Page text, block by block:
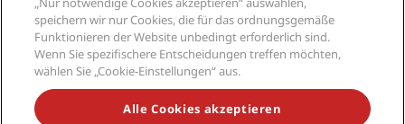
VERPASSEN SIE NIEMALS UNSERE BELIEBTESTEN
ANGEBOTE
speichern wir nur Cookies, die für das ordnungsgemäße
Funktionieren der Website unbedingt erforderlich sind.
Wenn Sie spezifischere Entscheidungen treffen möchten,
wählen Sie „Cookie-Einstellungen“ aus.
Alle Cookies akzeptieren